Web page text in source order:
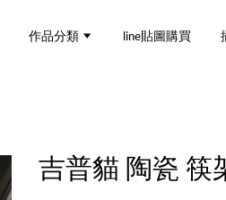
作品分類 line貼圖購買
吉普貓 陶瓷 筷